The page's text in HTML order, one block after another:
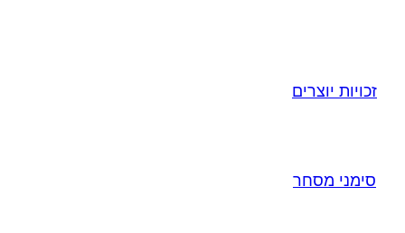
זכויות יוצרים
סימני מסחר